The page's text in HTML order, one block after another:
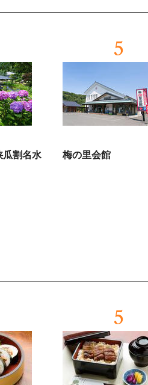
瓜割名水
5
梅の里会館
5